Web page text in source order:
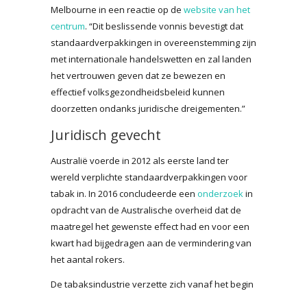
Melbourne in een reactie op de website van het
centrum. “Dit beslissende vonnis bevestigt dat
standaardverpakkingen in overeenstemming zijn
met internationale handelswetten en zal landen
het vertrouwen geven dat ze bewezen en
effectief volksgezondheidsbeleid kunnen
doorzetten ondanks juridische dreigementen.”
Juridisch gevecht
Australië voerde in 2012 als eerste land ter
wereld verplichte standaardverpakkingen voor
tabak in. In 2016 concludeerde een onderzoekin
opdracht van de Australische overheid dat de
maatregel het gewenste effect had en voor een
kwart had bijgedragen aan de vermindering van
het aantal rokers.
De tabaksindustrie verzette zich vanaf het begin